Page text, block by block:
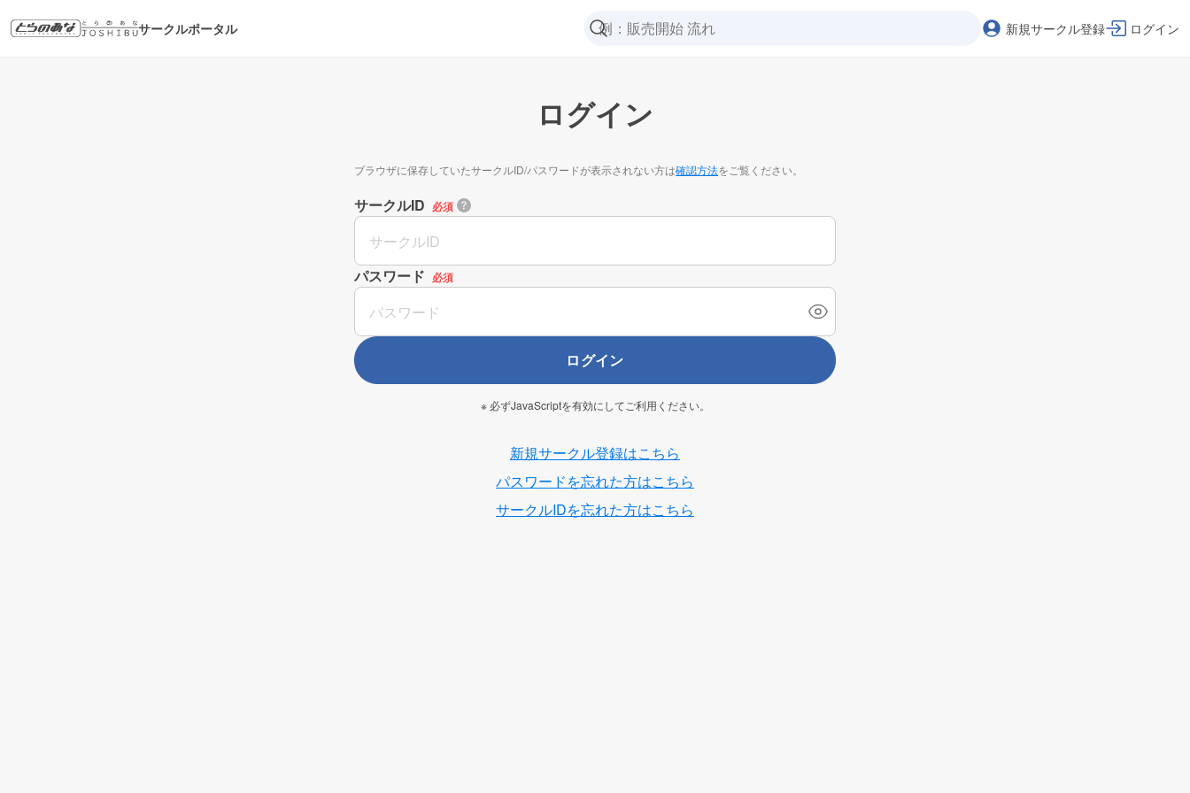
サークルポータル 新規サークル登録 ログイン
ログイン
ブラウザに保存していたサークルID/パスワードが表示されない方は確認方法をご覧ください。
サークルID 必須
パスワード 必須
ログイン
※ 必ずJavaScriptを有効にしてご利用ください。
新規サークル登録はこちら
パスワードを忘れた方はこちら
サークルIDを忘れた方はこちら